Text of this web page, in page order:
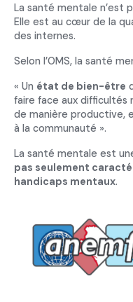
La santé mentale n’est
Elle est au cœur de la
des internes.
Selon l’OMS, la santé
« Un état de bien-être
faire face aux difficultés
de manière productive,
à la communauté ».
La santé mentale est
pas seulement
handicaps mentaux.